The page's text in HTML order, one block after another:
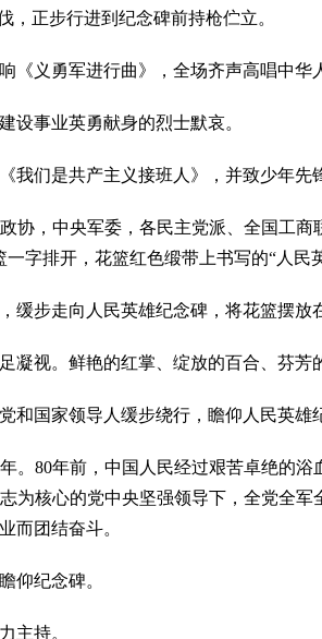
正步行进到纪念碑前持枪伫立。
义勇军进行曲》，全场齐声高唱中华
事业英勇献身的烈士默哀。
们是共产主义接班人》，并致少年先
，中央军委，各民主党派、全国工商
字排开，花篮红色缎带上书写的“人民
步走向人民英雄纪念碑，将花篮摆放
视。鲜艳的红掌、绽放的百合、芬芳
国家领导人缓步绕行，瞻仰人民英雄
80年前，中国人民经过艰苦卓绝的浴
为核心的党中央坚强领导下，全党全
而团结奋斗。
纪念碑。
主持。